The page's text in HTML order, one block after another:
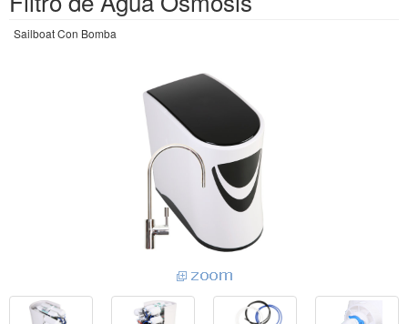
Sailboat Con Bomba